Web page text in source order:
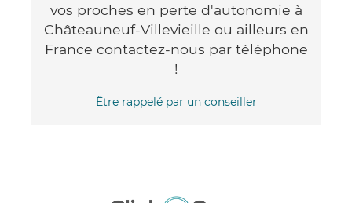
vos proches en perte d'autonomie à
Châteauneuf-Villevieille ou ailleurs en
France contactez-nous par téléphone
!
Être rappelé par un conseiller